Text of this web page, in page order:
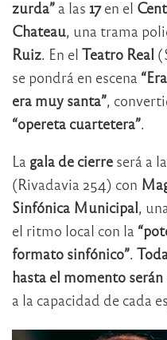
zurda” a las 17en el
Chateau, una trama
Ruiz. En el Teatro Real
se pondrá en escena
era muy santa”,
“opereta cuartetera”.
La gala de cierre será a
(Rivadavia 254) con
Sinfónica Municipal,
el ritmo local con la
formato sinfónico”.
hasta el momento
a la capacidad de cada